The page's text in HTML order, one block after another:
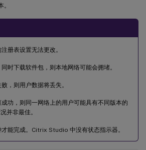
册表设置无法更改。
时下载软件包，则本地网络可能会拥堵。
，则用户数据将丢失。
功，则同一网络上的用户可能具有不同版本的
并非最佳。
能完成。Citrix Studio 中没有状态指示器。